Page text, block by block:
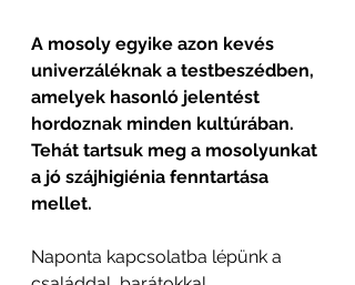
A mosoly egyike azon kevés
univerzáléknak a testbeszédben,
amelyek hasonló jelentést
hordoznak minden kultúrában.
Tehát tartsuk meg a mosolyunkat
a jó szájhigiénia fenntartása
mellet.
Naponta kapcsolatba lépünk a